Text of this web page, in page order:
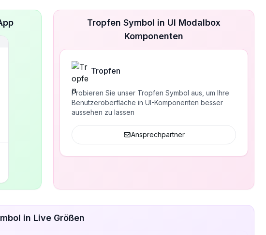
Tropfen Symbol in UI Modalbox
Komponenten
Tropfen
Probieren Sie unser Tropfen Symbol aus, um Ihre
Benutzeroberfläche in UI-Komponenten besser
aussehen zu lassen
Ansprechpartner
in Live Größen